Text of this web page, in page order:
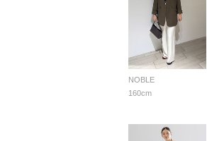
NOBLE
160cm